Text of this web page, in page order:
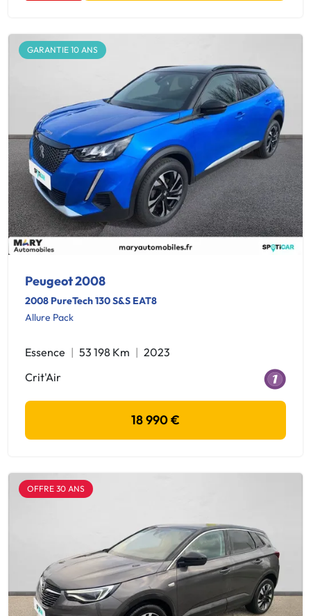
GARANTIE 10 ANS
Peugeot 2008
2008 PureTech 130 S&S EAT8
Allure Pack
Essence 53 198 Km
2023
Crit'Air
18 990 €
OFFRE 30 ANS